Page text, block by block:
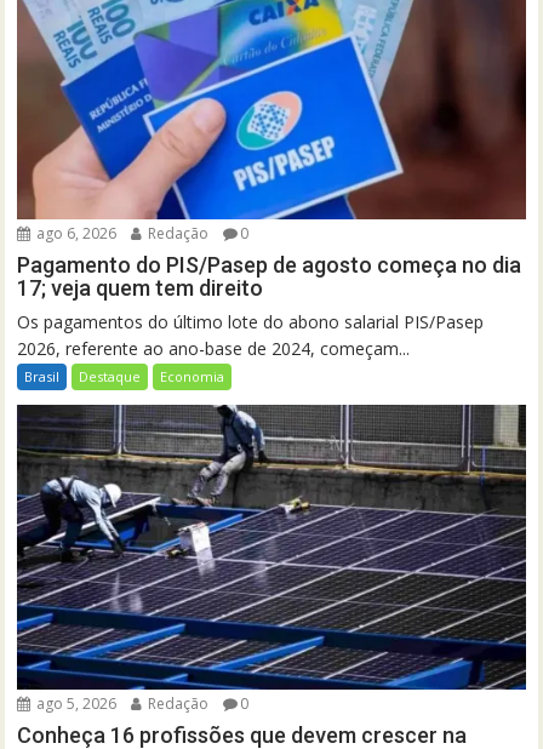
ago 6, 2026 Redação 0
Pagamento do PIS/Pasep de agosto começa no dia
17; veja quem tem direito
Os pagamentos do último lote do abono salarial PIS/Pasep
2026, referente ao ano-base de 2024, começam...
Brasil Destaque Economia
ago 5, 2026 Redação 0
Conheça 16 profissões que devem crescer na